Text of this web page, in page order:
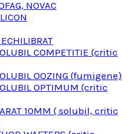
NOVAC
COMPETITIE (critic
OOZING (fumigene)
OPTIMUM (critic
10MM ( solubil, critic